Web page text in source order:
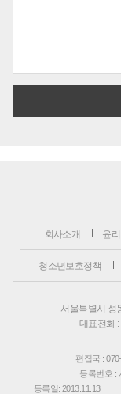
회사소개 윤
청소년보호정책
서울특별시 성
대표전화
편집국 :
등록번호 :
등록일: 2013.11.13